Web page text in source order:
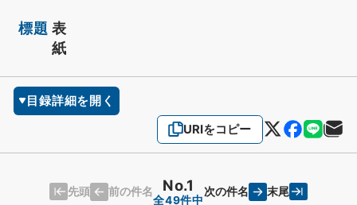
標題 表
紙
目録詳細を開く
URIをコピー
先頭 前の件名 No.1
全49件中
次の件名 末尾